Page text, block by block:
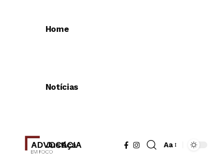
Home
Notícias
Justiça Aa